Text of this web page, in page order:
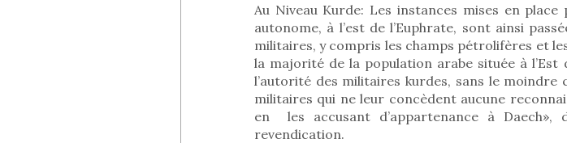
Au Niveau Kurde: Les instances mises en
autonome, à l’est de l’Euphrate, sont ainsi
militaires, y compris les champs pétrolifères et
la majorité de la population arabe située à l’Est
l’autorité des militaires kurdes, sans le
militaires qui ne leur concèdent aucune
en les accusant d’appartenance à Daech»,
revendication.